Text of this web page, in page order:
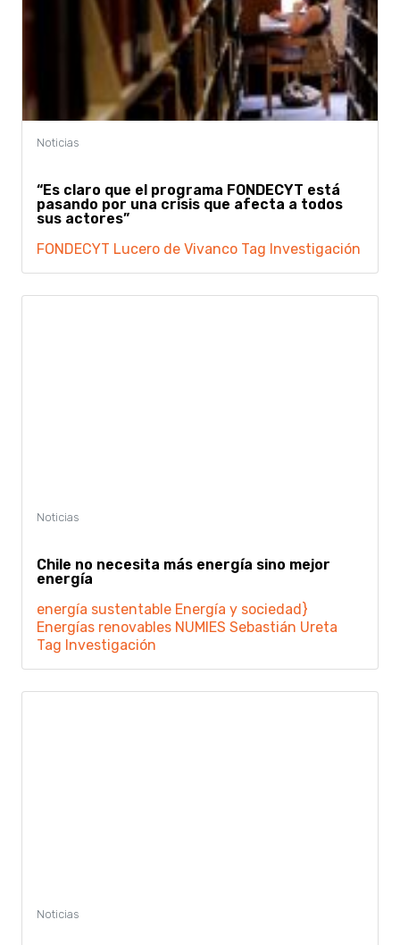
“Es claro que el programa FONDECYT está
pasando por una crisis que afecta a todos
sus actores”
FONDECYT Lucero de Vivanco Tag Investigación
Chile no necesita más energía sino mejor
energía
energía sustentable Energía y sociedad}
Energías renovables NUMIES Sebastián Ureta
Tag Investigación